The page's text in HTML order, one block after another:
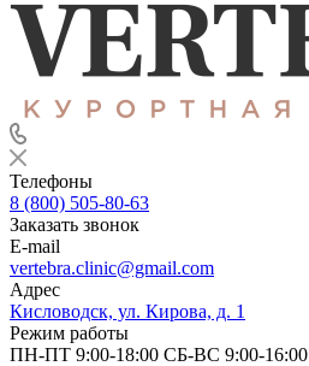
Телефоны
8 (800) 505-80-63
Заказать звонок
E-mail
vertebra.clinic@gmail.com
Адрес
Кисловодск, ул. Кирова, д. 1
Режим работы
ПН-ПТ 9:00-18:00 СБ-ВС 9:00-16:00